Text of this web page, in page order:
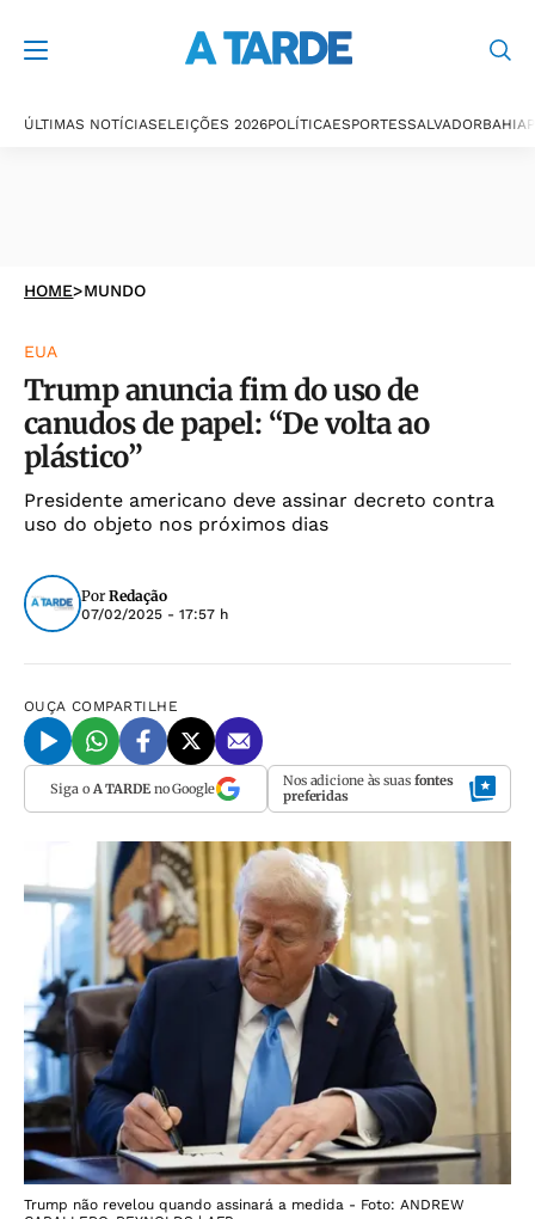
ÚLTIMAS NOTÍCIASELEIÇÕES 2026POLÍTICAESPORTESSALVADORBAHIA
HOME>MUNDO
EUA
Trump anuncia fim do uso de
canudos de papel: “De volta ao
plástico”
Presidente americano deve assinar decreto contra
uso do objeto nos próximos dias
Por Redação
07/02/2025 - 17:57 h
OUÇA COMPARTILHE
Siga o A TARDEno Google Nos adicione às suas fontes
preferidas
Trump não revelou quando assinará a medida - Foto: ANDREW